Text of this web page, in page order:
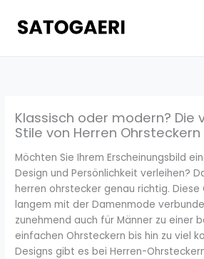
content
Klassisch oder modern? Die
Stile von Herren Ohrsteckern
Möchten Sie Ihrem Erscheinungsbild
Design und Persönlichkeit verleihen?
herren ohrstecker genau richtig.
langem mit der Damenmode
zunehmend auch für Männer zu einer
einfachen Ohrsteckern bis hin zu viel
Designs gibt es bei Herren-